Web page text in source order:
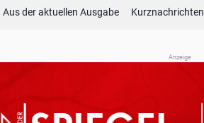
Aus der aktuellen Ausgabe Kurznachrichten
Anzeige